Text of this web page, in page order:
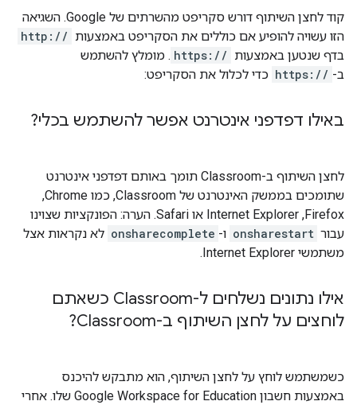
קוד לחצן השיתוף דורש סקריפט מהשרתים של Google. השגיאה
הזו עשויה להופיע אם כוללים את הסקריפט באמצעות http://
בדף שנטען באמצעות https:// . מומלץ להשתמש
ב- https:// כדי לכלול את הסקריפט:
באילו דפדפני אינטרנט אפשר להשתמש בכלי?
לחצן השיתוף ב-Classroom תומך באותם דפדפני אינטרנט
שתומכים בממשק האינטרנט של Classroom, כמו Chrome‏,
Firefox‏, Internet Explorer או Safari. הערה: הפונקציות שצוינו
עבור onsharestart ו- onsharecomplete לא נקראות אצל
משתמשי Internet Explorer.
אילו נתונים נשלחים ל-Classroom כשאתם
לוחצים על לחצן השיתוף ב-Classroom?
כשמשתמש לוחץ על לחצן השיתוף, הוא מתבקש להיכנס
באמצעות חשבון Google Workspace for Education שלו. אחרי